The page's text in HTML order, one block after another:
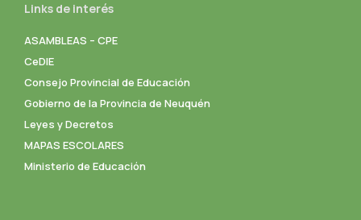
Links de interés
ASAMBLEAS – CPE
CeDIE
Consejo Provincial de Educación
Gobierno de la Provincia de Neuquén
Leyes y Decretos
MAPAS ESCOLARES
Ministerio de Educación